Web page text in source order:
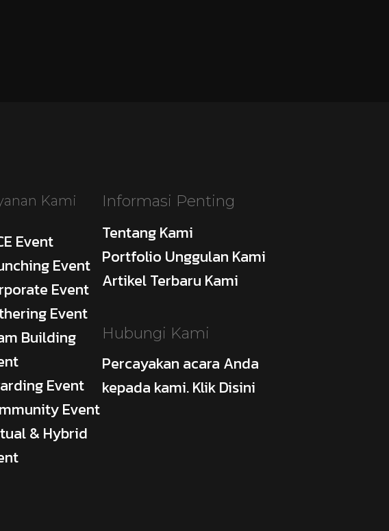
Kami
Event
Event
Event
Event
Building
Event
Event
& Hybrid
Informasi Penting
Tentang Kami
Portfolio Unggulan Kami
Artikel Terbaru Kami
Hubungi Kami
Percayakan acara Anda
kepada kami. Klik Disini